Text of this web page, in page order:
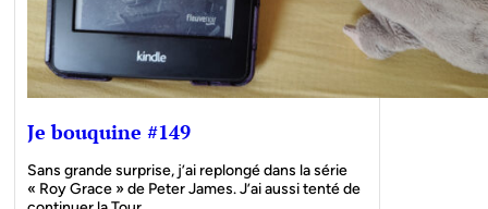
Je bouquine #149
Sans grande surprise, j’ai replongé dans la série
« Roy Grace » de Peter James. J’ai aussi tenté de